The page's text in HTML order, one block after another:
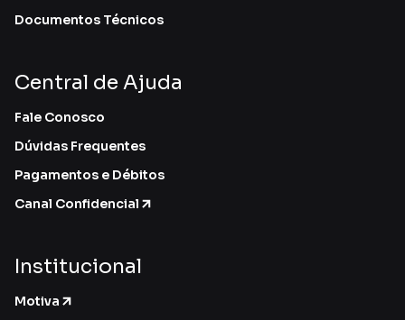
Documentos Técnicos
Central de Ajuda
Fale Conosco
Dúvidas Frequentes
Pagamentos e Débitos
Canal Confidencial
Institucional
Motiva